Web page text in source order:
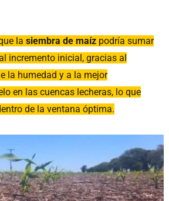
la siembra de maíz podría sumar
incremento inicial, gracias al
la humedad y a la mejor
en las cuencas lecheras, lo que
de la ventana óptima.